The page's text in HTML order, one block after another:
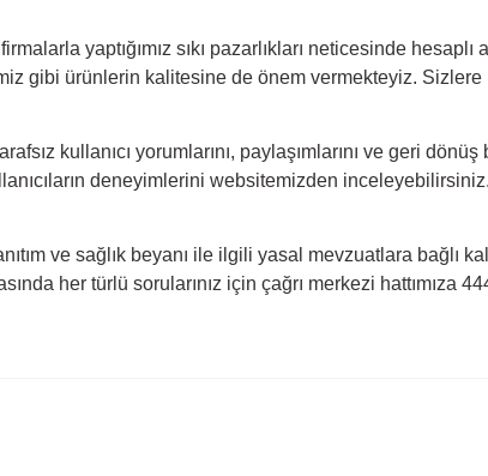
yaptığımız sıkı pazarlıkları neticesinde
gibi ürünlerin kalitesine de önem vermekteyiz.
kullanıcı yorumlarını, paylaşımlarını ve geri
deneyimlerini websitemizden inceleyebilirsiniz.
ve sağlık beyanı ile ilgili yasal mevzuatlara bağlı
her türlü sorularınız için çağrı merkezi